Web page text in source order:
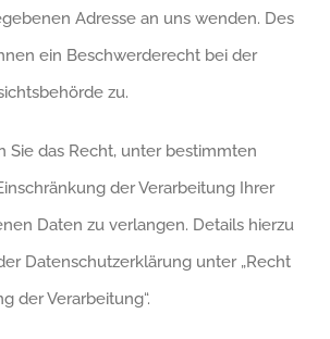
Adresse an uns wenden. Des
ein Beschwerderecht bei der
zu.
Sie das Recht, unter bestimmten
der Verarbeitung Ihrer
Daten zu verlangen. Details hierzu
Datenschutzerklärung unter „Recht
der Verarbeitung“.